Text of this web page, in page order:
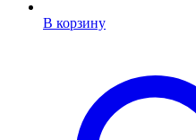
В корзину